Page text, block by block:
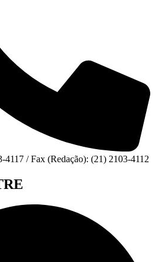
4117 / Fax (Redação): (21) 2103-4112